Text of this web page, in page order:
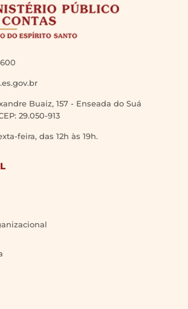
Buaiz, 157 - Enseada do Suá
29.050-913
feira, das 12h às 19h.